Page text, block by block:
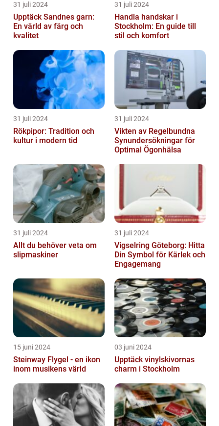
31 juli 2024
Upptäck Sandnes garn:
En värld av färg och
kvalitet
31 juli 2024
Handla handskar i
Stockholm: En guide till
stil och komfort
31 juli 2024
Rökpipor: Tradition och
kultur i modern tid
31 juli 2024
Vikten av Regelbundna
Synundersökningar för
Optimal Ögonhälsa
31 juli 2024
Allt du behöver veta om
slipmaskiner
31 juli 2024
Vigselring Göteborg: Hitta
Din Symbol för Kärlek och
Engagemang
15 juni 2024
Steinway Flygel - en ikon
inom musikens värld
03 juni 2024
Upptäck vinylskivornas
charm i Stockholm